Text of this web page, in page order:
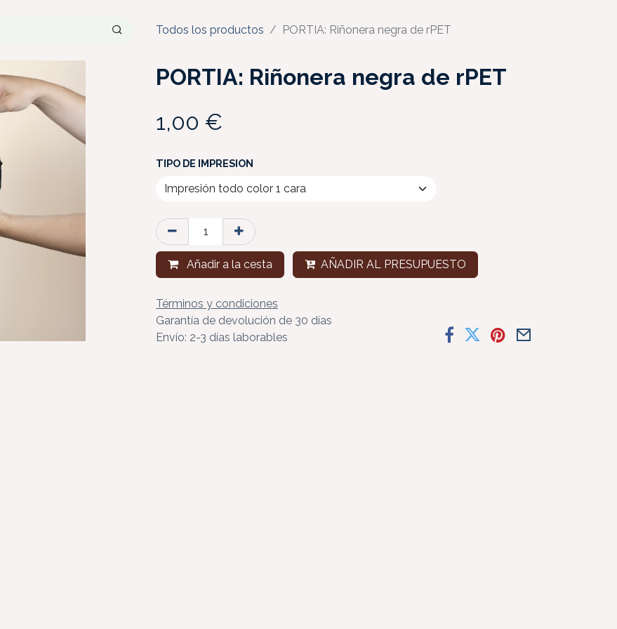
Todos los productos PORTIA: Riñonera negra de rPET
PORTIA: Riñonera negra de rPET
1,00 €
TIPO DE IMPRESION
Añadir a la cesta AÑADIR AL PRESUPUESTO
Términos y condiciones
Garantía de devolución de 30 días
Envío: 2-3 días laborables